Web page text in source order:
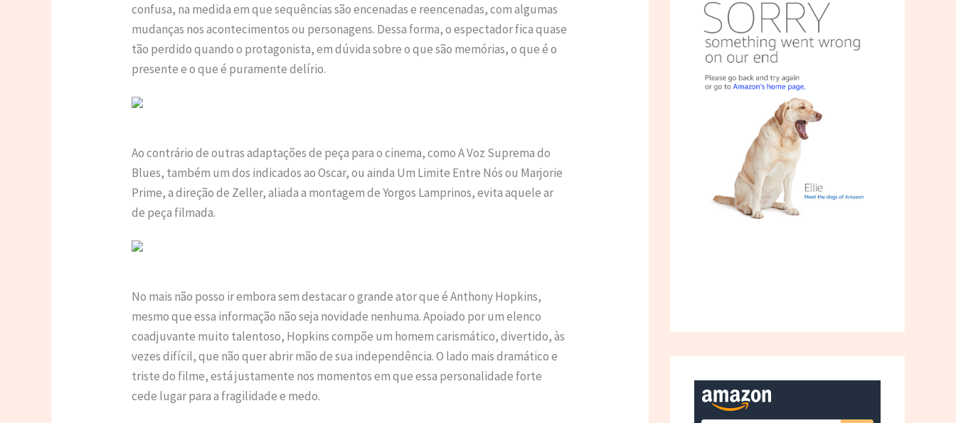
confusa, na medida em que sequências são encenadas e reencenadas, com algumas
mudanças nos acontecimentos ou personagens. Dessa forma, o espectador fica quase
tão perdido quando o protagonista, em dúvida sobre o que são memórias, o que é o
presente e o que é puramente delírio.
Ao contrário de outras adaptações de peça para o cinema, como A Voz Suprema do
Blues, também um dos indicados ao Oscar, ou ainda Um Limite Entre Nós ou Marjorie
Prime, a direção de Zeller, aliada a montagem de Yorgos Lamprinos, evita aquele ar
de peça filmada.
No mais não posso ir embora sem destacar o grande ator que é Anthony Hopkins,
mesmo que essa informação não seja novidade nenhuma. Apoiado por um elenco
coadjuvante muito talentoso, Hopkins compõe um homem carismático, divertido, às
vezes difícil, que não quer abrir mão de sua independência. O lado mais dramático e
triste do filme, está justamente nos momentos em que essa personalidade forte
cede lugar para a fragilidade e medo.